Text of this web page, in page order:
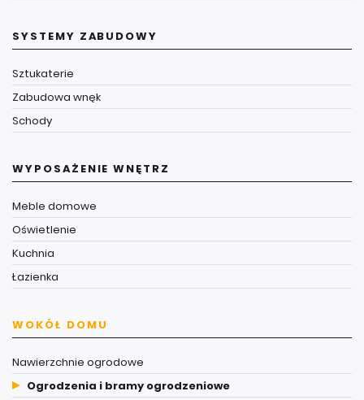
SYSTEMY ZABUDOWY
Sztukaterie
Zabudowa wnęk
Schody
WYPOSAŻENIE WNĘTRZ
Meble domowe
Oświetlenie
Kuchnia
Łazienka
WOKÓŁ DOMU
Nawierzchnie ogrodowe
Ogrodzenia i bramy ogrodzeniowe